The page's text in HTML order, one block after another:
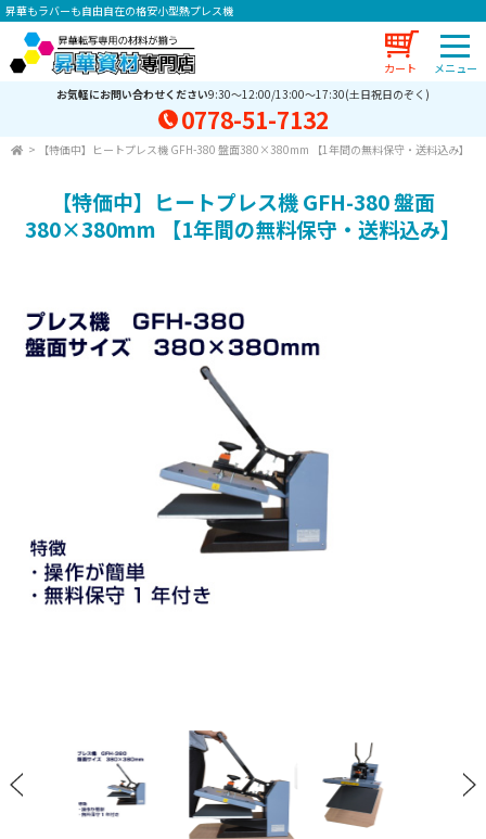
昇華もラバーも自由自在の格安小型熱プレス機
カート
お気軽にお問い合わせください9:30～12:00/13:00～17:30(土日祝日のぞく)
0778-51-7132
> 【特価中】ヒートプレス機 GFH-380 盤面380×380mm 【1年間の無料保守・送料込み】
【特価中】ヒートプレス機 GFH-380 盤面
380×380mm 【1年間の無料保守・送料込み】